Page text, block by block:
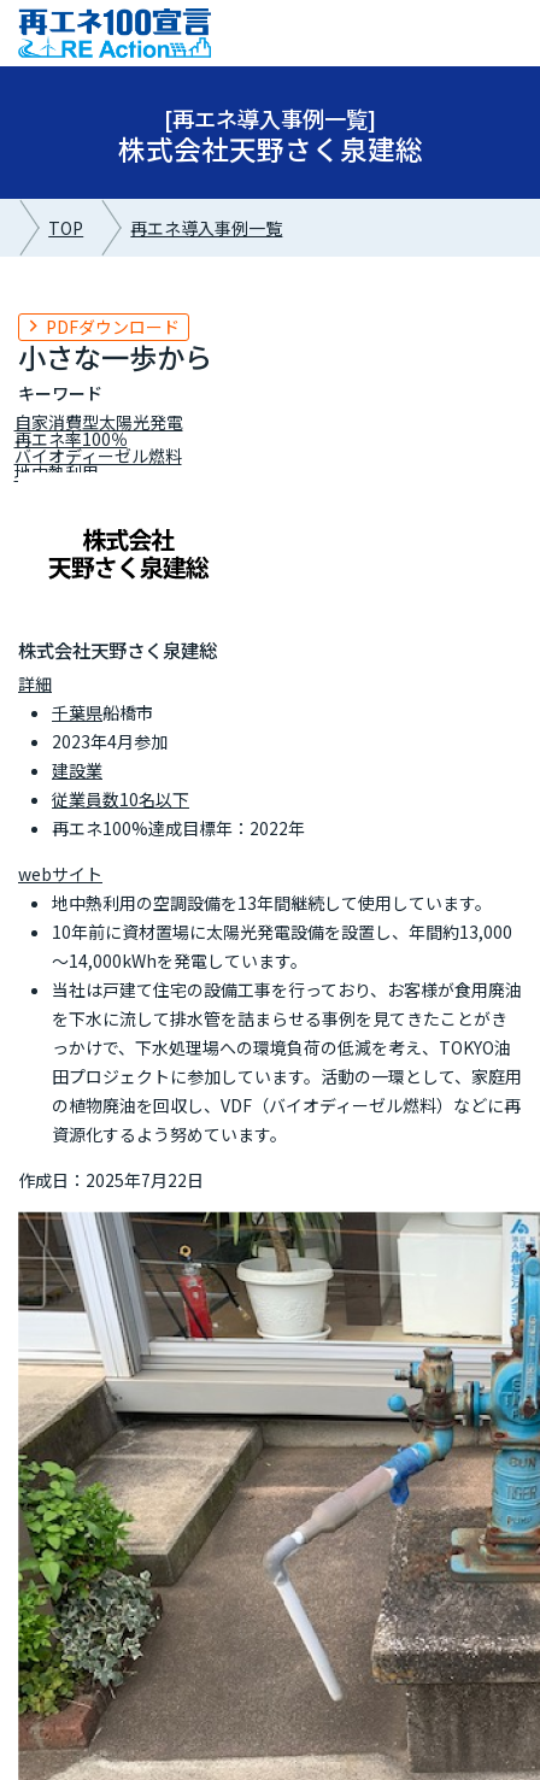
[再エネ導入事例一覧]
株式会社天野さく泉建総
TOP 再エネ導入事例一覧
PDFダウンロード
小さな一歩から
キーワード
自家消費型太陽光発電
再エネ率100％
バイオディーゼル燃料
地中熱利用
株式会社天野さく泉建総
詳細
千葉県船橋市
2023年4月参加
建設業
従業員数10名以下
再エネ100%達成目標年：2022年
webサイト
地中熱利用の空調設備を13年間継続して使用しています。
10年前に資材置場に太陽光発電設備を設置し、年間約13,000
～14,000kWhを発電しています。
当社は戸建て住宅の設備工事を行っており、お客様が食用廃油
を下水に流して排水管を詰まらせる事例を見てきたことがき
っかけで、下水処理場への環境負荷の低減を考え、TOKYO油
田プロジェクトに参加しています。活動の一環として、家庭用
の植物廃油を回収し、VDF（バイオディーゼル燃料）などに再
資源化するよう努めています。
作成日：2025年7月22日